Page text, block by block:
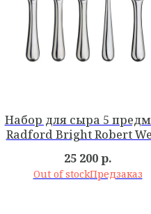
Набор для сыра 5
Radford Bright Robert
25 200 р.
Out of stock